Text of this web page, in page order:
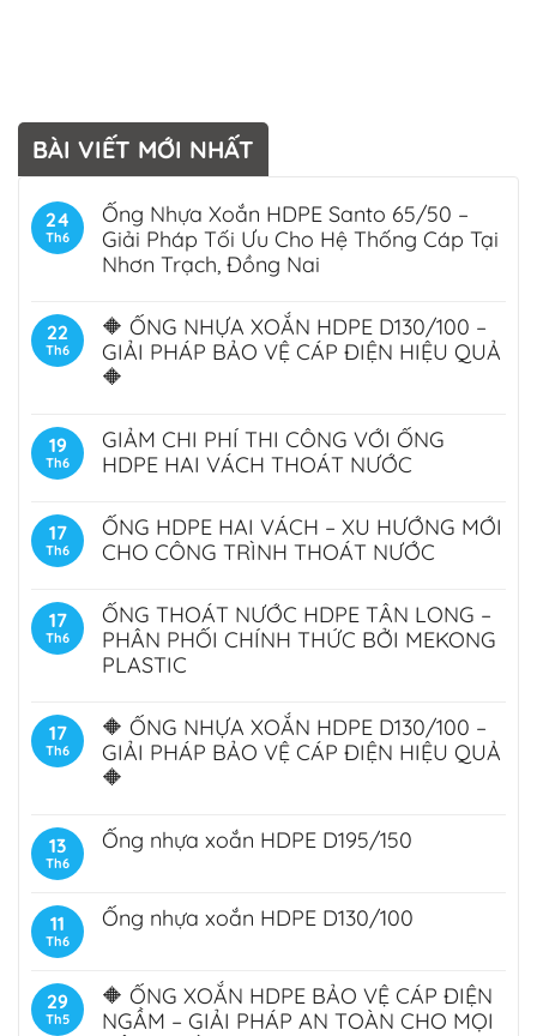
BÀI VIẾT MỚI NHẤT
24
Th6
Ống Nhựa Xoắn HDPE Santo 65/50 –
Giải Pháp Tối Ưu Cho Hệ Thống Cáp Tại
Nhơn Trạch, Đồng Nai
22
Th6
🔶 ỐNG NHỰA XOẮN HDPE D130/100 –
GIẢI PHÁP BẢO VỆ CÁP ĐIỆN HIỆU QUẢ
🔶
19
Th6
GIẢM CHI PHÍ THI CÔNG VỚI ỐNG
HDPE HAI VÁCH THOÁT NƯỚC
17
Th6
ỐNG HDPE HAI VÁCH – XU HƯỚNG MỚI
CHO CÔNG TRÌNH THOÁT NƯỚC
17
Th6
ỐNG THOÁT NƯỚC HDPE TÂN LONG –
PHÂN PHỐI CHÍNH THỨC BỞI MEKONG
PLASTIC
17
Th6
🔶 ỐNG NHỰA XOẮN HDPE D130/100 –
GIẢI PHÁP BẢO VỆ CÁP ĐIỆN HIỆU QUẢ
🔶
13
Th6
Ống nhựa xoắn HDPE D195/150
11
Th6
Ống nhựa xoắn HDPE D130/100
29
Th5
🔶 ỐNG XOẮN HDPE BẢO VỆ CÁP ĐIỆN
NGẦM – GIẢI PHÁP AN TOÀN CHO MỌI